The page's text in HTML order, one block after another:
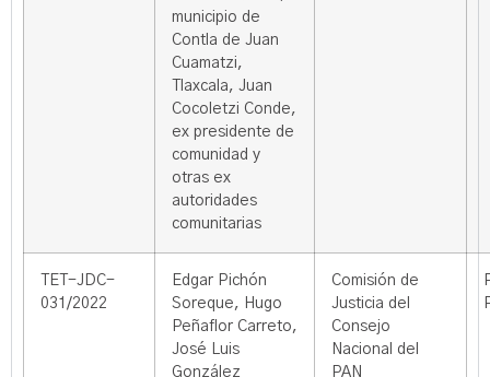
municipio de
Contla de Juan
Cuamatzi,
Tlaxcala, Juan
Cocoletzi Conde,
ex presidente de
comunidad y
otras ex
autoridades
comunitarias
TET-JDC-
031/2022
Edgar Pichón
Soreque, Hugo
Peñaflor Carreto,
José Luis
González
Comisión de
Justicia del
Consejo
Nacional del
PAN